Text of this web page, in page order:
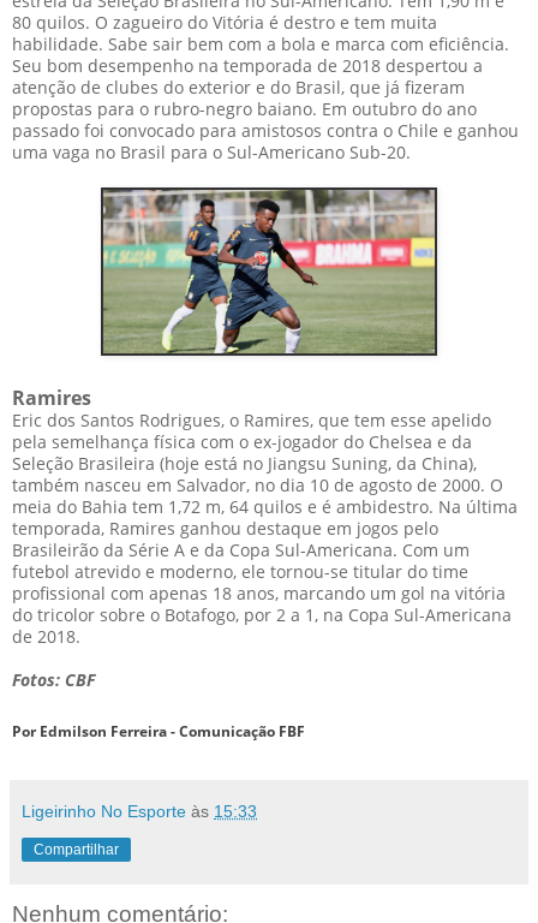
80 quilos. O zagueiro do Vitória é destro e tem muita
habilidade. Sabe sair bem com a bola e marca com eficiência.
Seu bom desempenho na temporada de 2018 despertou a
atenção de clubes do exterior e do Brasil, que já fizeram
propostas para o rubro-negro baiano. Em outubro do ano
passado foi convocado para amistosos contra o Chile e ganhou
uma vaga no Brasil para o Sul-Americano Sub-20.
Ramires
Eric dos Santos Rodrigues, o Ramires, que tem esse apelido
pela semelhança física com o ex-jogador do Chelsea e da
Seleção Brasileira (hoje está no Jiangsu Suning, da China),
também nasceu em Salvador, no dia 10 de agosto de 2000. O
meia do Bahia tem 1,72 m, 64 quilos e é ambidestro. Na última
temporada, Ramires ganhou destaque em jogos pelo
Brasileirão da Série A e da Copa Sul-Americana. Com um
futebol atrevido e moderno, ele tornou-se titular do time
profissional com apenas 18 anos, marcando um gol na vitória
do tricolor sobre o Botafogo, por 2 a 1, na Copa Sul-Americana
de 2018.
Fotos: CBF
Por Edmilson Ferreira - Comunicação FBF
Ligeirinho No Esporte às 15:33
Compartilhar
Nenhum comentário: